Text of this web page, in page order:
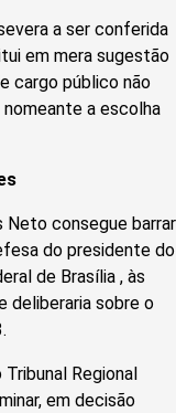
a ser conferida
em mera sugestão
cargo público não
a escolha
Neto consegue barrar
do presidente do
de Brasília , às
deliberaria sobre o
Regional
em decisão